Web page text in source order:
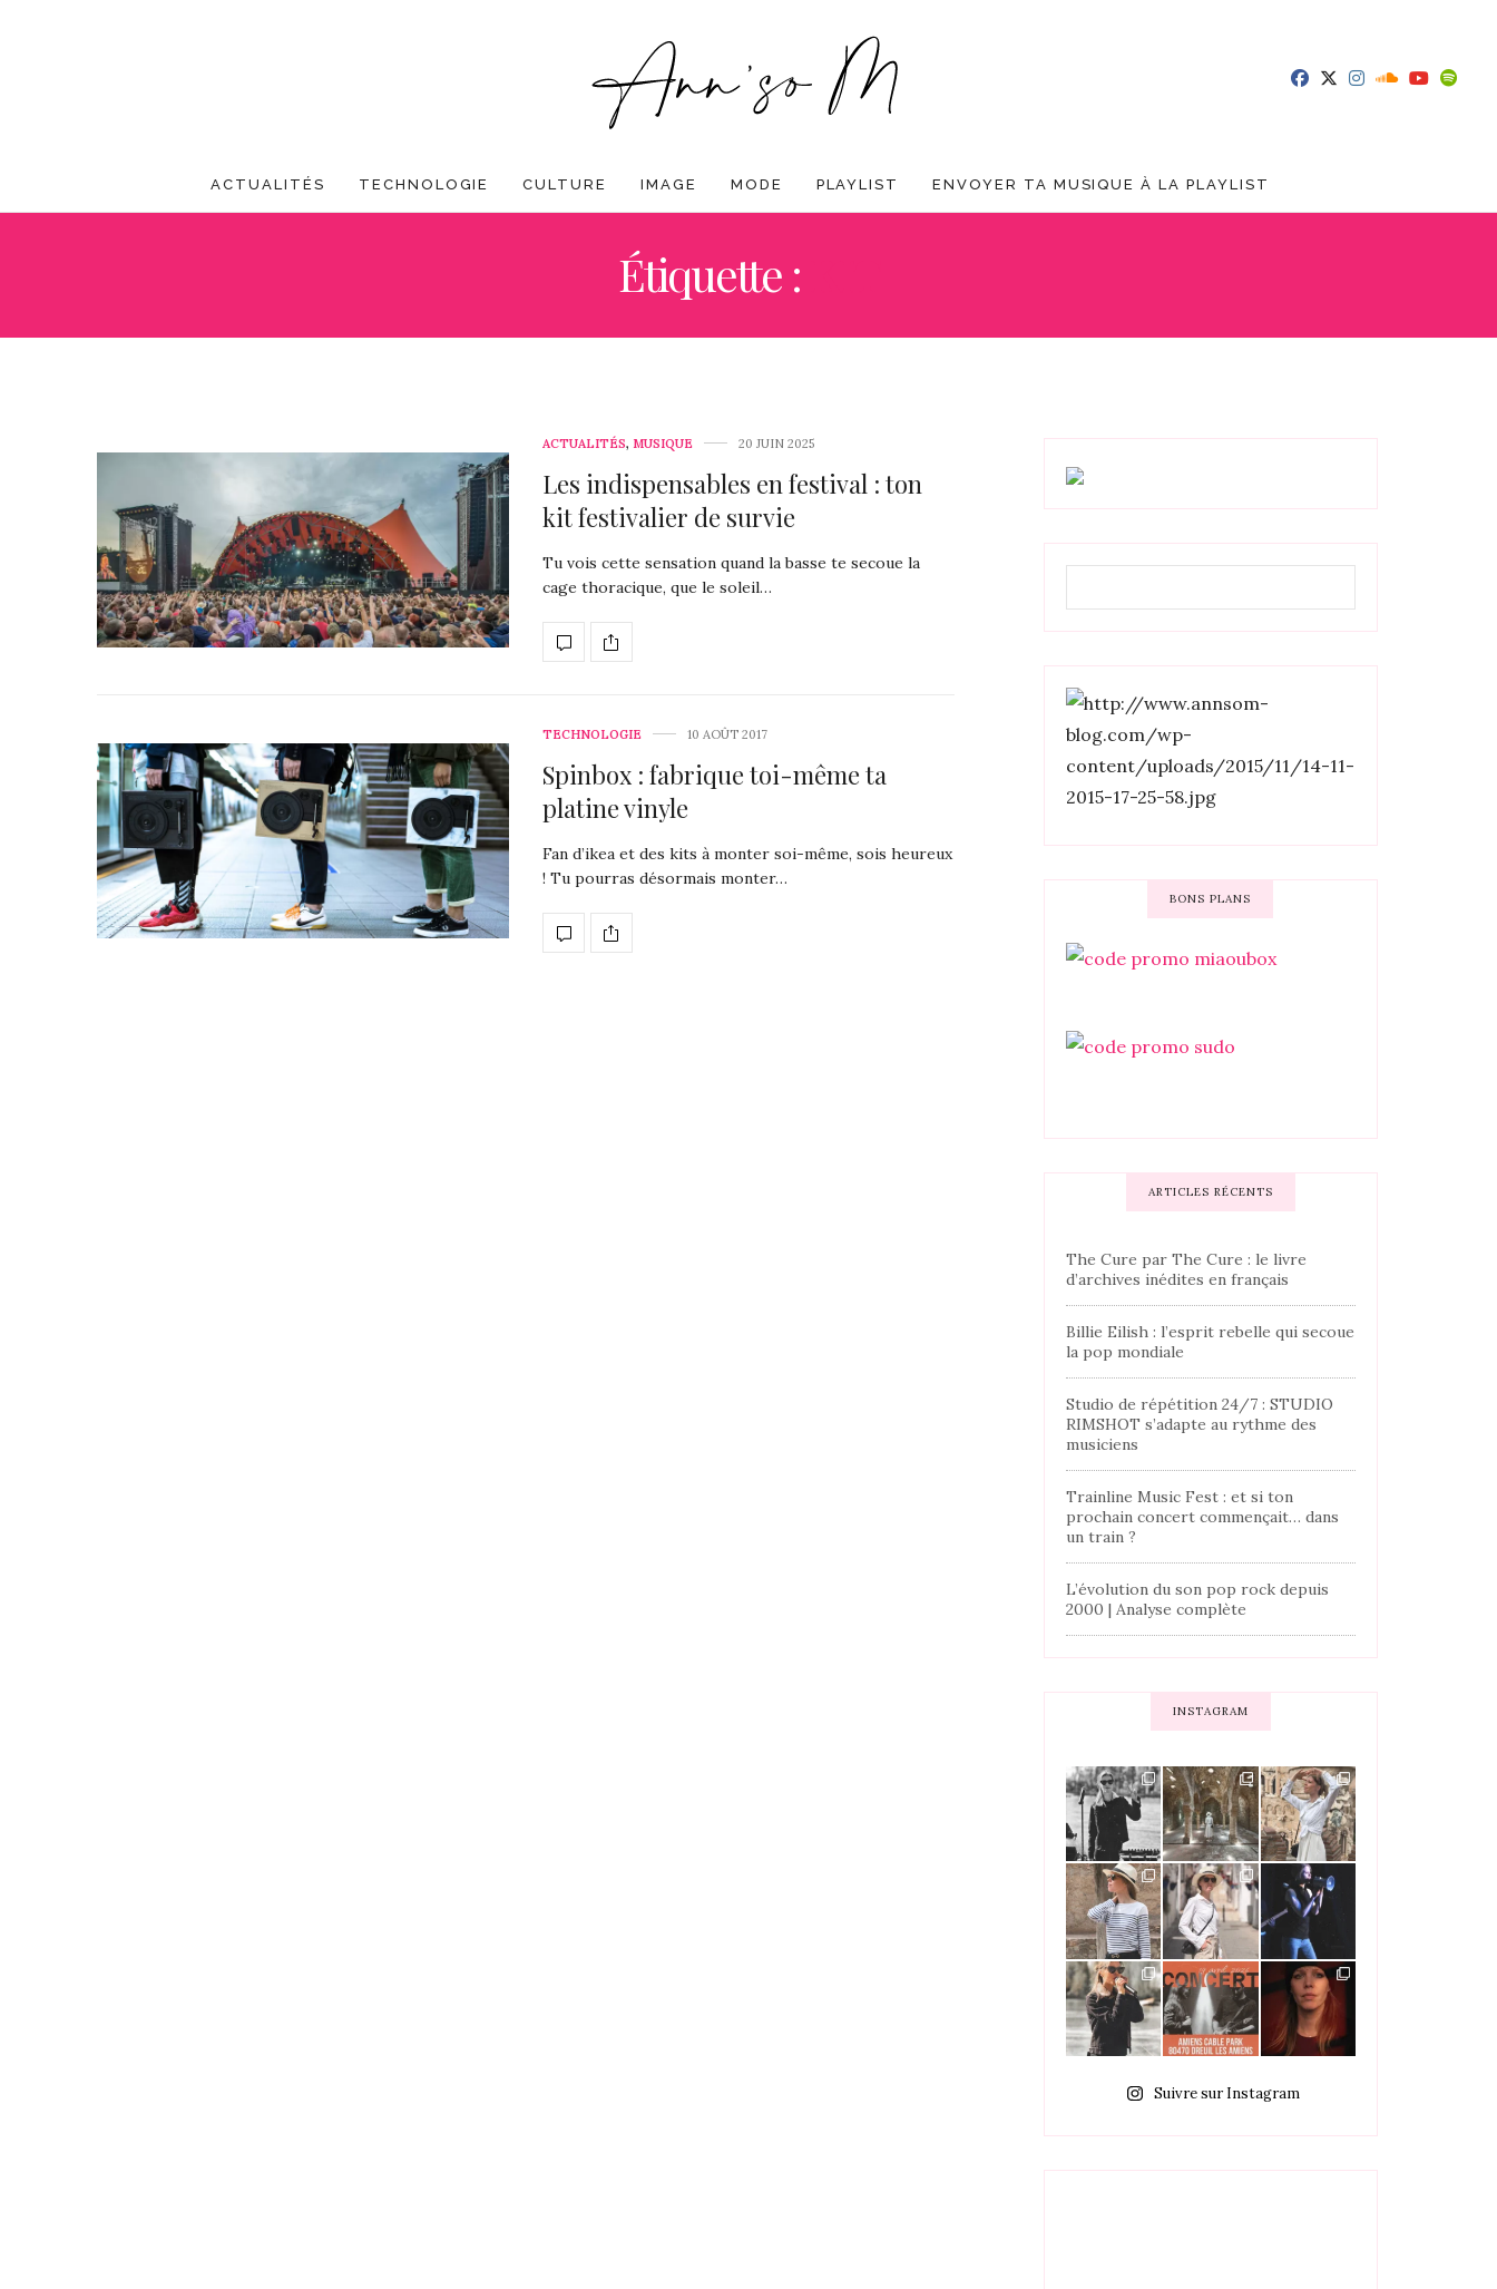
ACTUALITÉS TECHNOLOGIE CULTURE IMAGE MODE PLAYLIST ENVOYER TA MUSIQUE À LA PLAYLIST
Étiquette :
ACTUALITÉS, MUSIQUE 20 JUIN 2025
Les indispensables en festival : ton
kit festivalier de survie
Tu vois cette sensation quand la basse te secoue la
cage thoracique, que le soleil…
TECHNOLOGIE 10 AOÛT 2017
Spinbox : fabrique toi-même ta
platine vinyle
Fan d’ikea et des kits à monter soi-même, sois heureux
! Tu pourras désormais monter…
BONS PLANS
ARTICLES RÉCENTS
The Cure par The Cure : le livre
d’archives inédites en français
Billie Eilish : l’esprit rebelle qui secoue
la pop mondiale
Studio de répétition 24/7 : STUDIO
RIMSHOT s’adapte au rythme des
musiciens
Trainline Music Fest : et si ton
prochain concert commençait… dans
un train ?
L’évolution du son pop rock depuis
2000 | Analyse complète
INSTAGRAM
Suivre sur Instagram